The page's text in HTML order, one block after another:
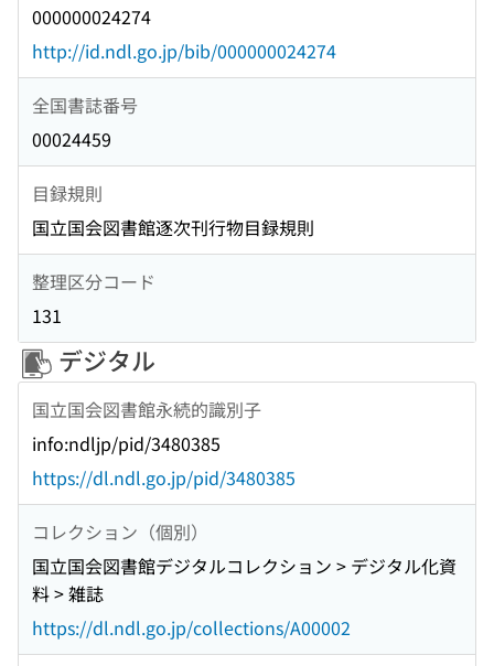
000000024274
http://id.ndl.go.jp/bib/000000024274
全国書誌番号
00024459
目録規則
国立国会図書館逐次刊行物目録規則
整理区分コード
131
デジタル
国立国会図書館永続的識別子
info:ndljp/pid/3480385
https://dl.ndl.go.jp/pid/3480385
コレクション（個別）
国立国会図書館デジタルコレクション > デジタル化資
料 > 雑誌
https://dl.ndl.go.jp/collections/A00002